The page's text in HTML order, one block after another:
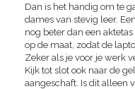
Dan is het handig om te
dames van stevig leer.
nog beter dan een
op de maat, zodat de
Zeker als je voor je werk
Kijk tot slot ook naar de
aangeschaft. Is dit alleen